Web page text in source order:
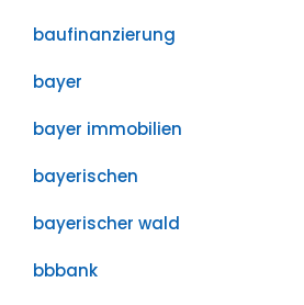
baufinanzierung
bayer
bayer immobilien
bayerischen
bayerischer wald
bbbank